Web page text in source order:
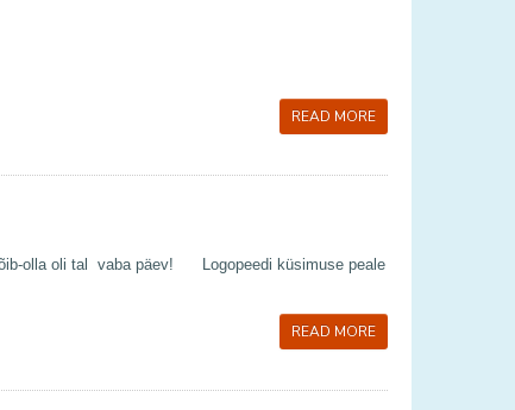
READ MORE
olla oli tal vaba päev! Logopeedi küsimuse peale
READ MORE